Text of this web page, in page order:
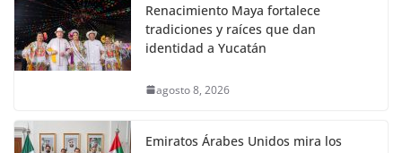
Renacimiento Maya fortalece
tradiciones y raíces que dan
identidad a Yucatán
agosto 8, 2026
Emiratos Árabes Unidos mira los